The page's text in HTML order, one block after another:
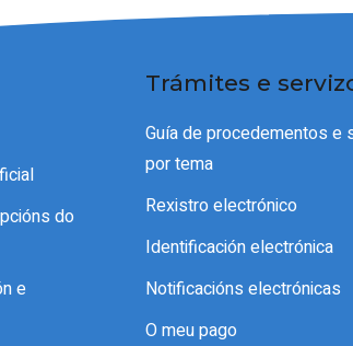
do
e
Trámites e
Guía de procedementos e
por tema
Rexistro electrónico
Identificación electrónica
Notificacións electrónicas
O meu pago